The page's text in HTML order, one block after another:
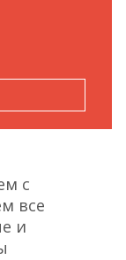
с
все
и